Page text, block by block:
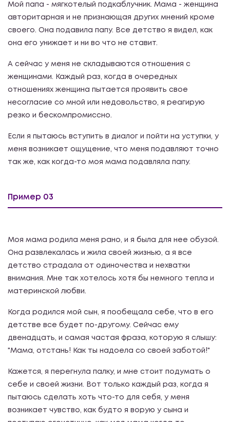
Мой папа - мягкотелый подкаблучник. Мама - женщина
авторитарная и не признающая других мнений кроме
своего. Она подавила папу. Все детство я видел, как
она его унижает и ни во что не ставит.
А сейчас у меня не складываются отношения с
женщинами. Каждый раз, когда в очередных
отношениях женщина пытается проявить свое
несогласие со мной или недовольство, я реагирую
резко и бескомпромиссно.
Если я пытаюсь вступить в диалог и пойти на уступки, у
меня возникает ощущение, что меня подавляют точно
так же, как когда-то моя мама подавляла папу.
Пример 03
Моя мама родила меня рано, и я была для нее обузой.
Она развлекалась и жила своей жизнью, а я все
детство страдала от одиночества и нехватки
внимания. Мне так хотелось хотя бы немного тепла и
материнской любви.
Когда родился мой сын, я пообещала себе, что в его
детстве все будет по-другому. Сейчас ему
двенадцать, и самая частая фраза, которую я слышу:
"Мама, отстань! Как ты надоела со своей заботой!"
Кажется, я перегнула палку, и мне стоит подумать о
себе и своей жизни. Вот только каждый раз, когда я
пытаюсь сделать хоть что-то для себя, у меня
возникает чувство, как будто я ворую у сына и